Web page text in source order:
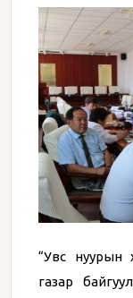
“Увс нуурын
газар